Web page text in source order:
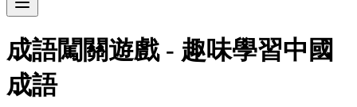
成語闖關遊戲 - 趣味學習中國
成語